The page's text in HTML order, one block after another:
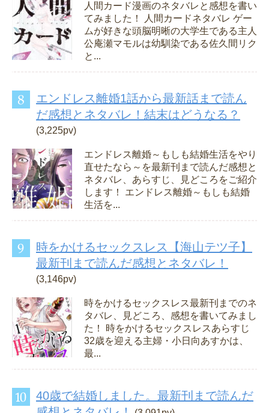
人間カード漫画のネタバレと感想を書い
てみました！ 人間カードネタバレ ゲー
ムが好きな頭脳明晰の大学生である主人
公庵瀬マモルは幼馴染である佐久間リク
と...
エンドレス離婚1話から最新話まで読ん
だ感想とネタバレ！結末はどうなる？
(3,225pv)
エンドレス離婚～もしも結婚生活をやり
直せたなら～を最新刊まで読んだ感想と
ネタバレ、あらすじ、見どころをご紹介
します！ エンドレス離婚～もしも結婚
生活を...
時をかけるセックスレス【海山テツ子】
最新刊まで読んだ感想とネタバレ！
(3,146pv)
時をかけるセックスレス最新刊までのネ
タバレ、見どころ、感想を書いてみまし
た！ 時をかけるセックスレスあらすじ
32歳を迎える主婦・小日向あすかは、
最...
40歳で結婚しました。最新刊まで読んだ